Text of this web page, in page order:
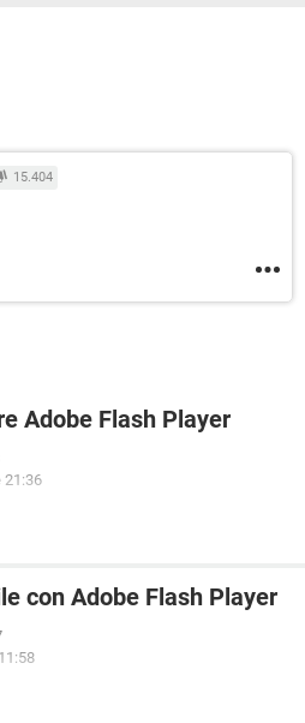
15.404
Adobe Flash Player
21:36
con Adobe Flash Player